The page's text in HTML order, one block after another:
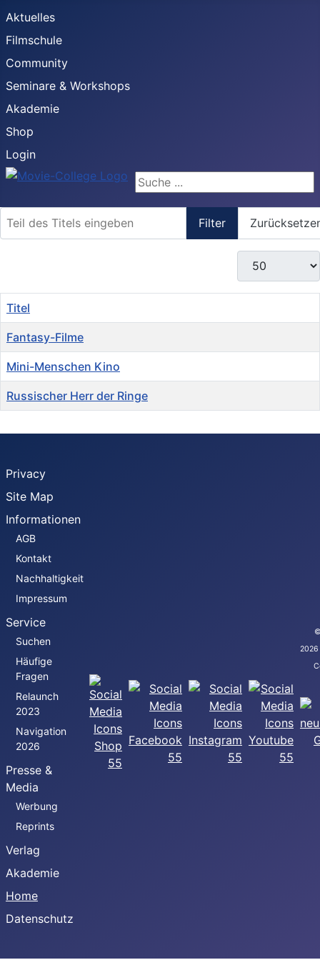
Aktuelles
Filmschule
Community
Seminare & Workshops
Akademie
Shop
Login
Suchen ...
Filter
Anzeige #
Titel
Fantasy-Filme
Mini-Menschen Kino
Russischer Herr der Ringe
Privacy
Site Map
Informationen
AGB
Kontakt
Nachhaltigkeit
Impressum
Service
Suchen
Häufige
Fragen
Relaunch
2023
Navigation
2026
Presse &
Media
Werbung
Reprints
Verlag
Akademie
Home
Datenschutz